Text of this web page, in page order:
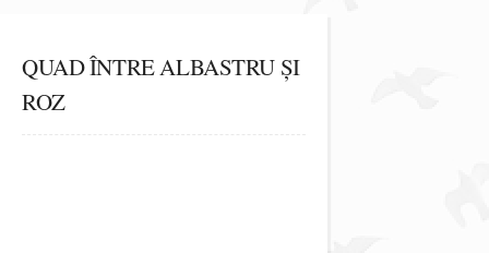
QUAD ÎNTRE ALBASTRU ȘI
ROZ